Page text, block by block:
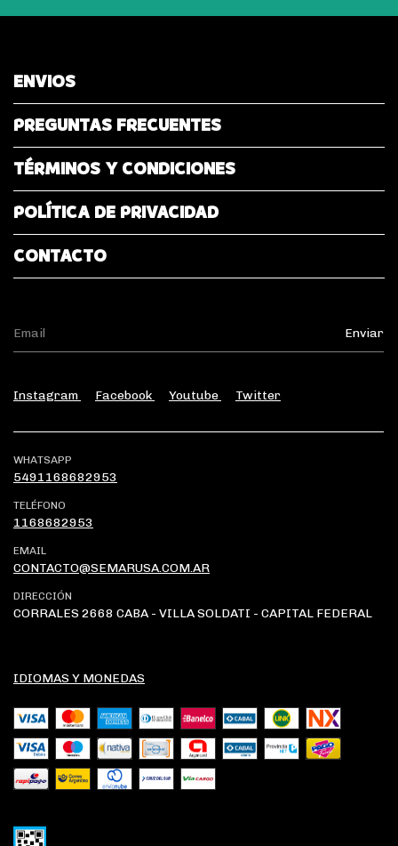
ENVIOS
PREGUNTAS FRECUENTES
TÉRMINOS Y CONDICIONES
POLÍTICA DE PRIVACIDAD
CONTACTO
Instagram Facebook Youtube Twitter
WHATSAPP
5491168682953
TELÉFONO
1168682953
EMAIL
CONTACTO@SEMARUSA.COM.AR
DIRECCIÓN
CORRALES 2668 CABA - VILLA SOLDATI - CAPITAL FEDERAL
IDIOMAS Y MONEDAS